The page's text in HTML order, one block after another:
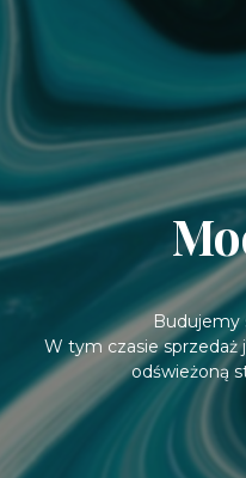
Budujemy
W tym czasie
odświeżoną